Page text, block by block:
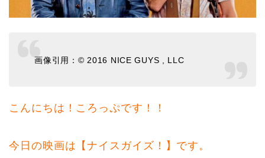
画像引用：© 2016 NICE GUYS , LLC
こんにちは！ころっぷです！！
今日の映画は【ナイスガイズ！】です。